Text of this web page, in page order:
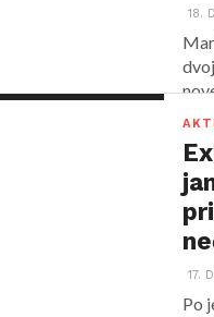
18.
17.
Po